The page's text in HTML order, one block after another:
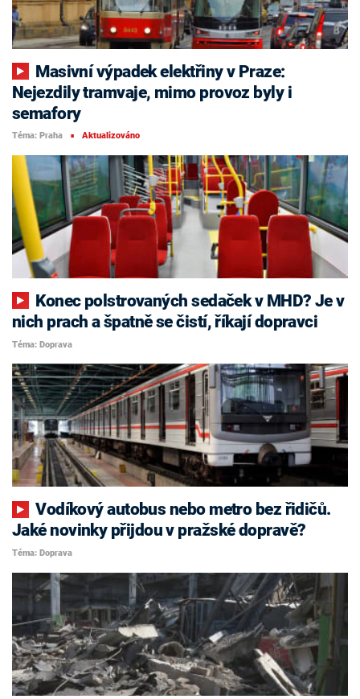
Nejezdily tramvaje, mimo provoz byly i
semafory
Téma: Praha ■ Aktualizováno
nich prach a špatně se čistí, říkají dopravci
Téma: Doprava
Vodíkový autobus nebo metro bez řidičů.
Jaké novinky přijdou v pražské dopravě?
Téma: Doprava